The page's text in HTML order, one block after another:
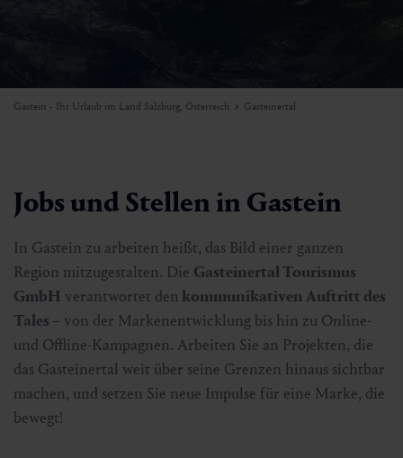
Gastein - Ihr Urlaub im Land Salzburg, Österreich Gasteinertal
Jobs und Stellen in Gastein
In Gastein zu arbeiten heißt, das Bild einer ganzen
Region mitzugestalten. Die Gasteinertal Tourismus
GmbH verantwortet den kommunikativen Auftritt des
Tales – von der Markenentwicklung bis hin zu Online-
und Offline-Kampagnen. Arbeiten Sie an Projekten, die
das Gasteinertal weit über seine Grenzen hinaus sichtbar
machen, und setzen Sie neue Impulse für eine Marke, die
bewegt!